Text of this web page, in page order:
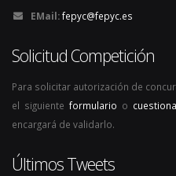
EMail:fepyc@fepyc.es
Solicitud Competición
Para solicitar autorización de
el siguiente formulario o
encargará de validarlo.
Últimos Tweets